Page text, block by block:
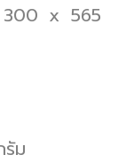
300 x 565
ม